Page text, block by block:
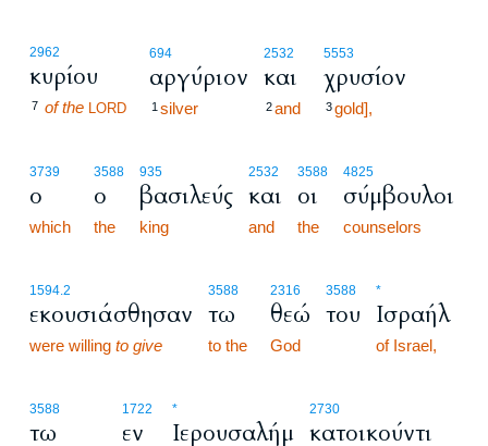
2962
κυρίου
7 of the LORD
694
αργύριον
1 silver
2532
και
2and
5553
χρυσίον
3gold],
3739
ο
which
3588
ο
the
935
βασιλεύς
king
2532
και
and
3588
οι
the
4825
σύμβουλοι
counselors
1594.2
εκουσιάσθησαν
were willing to give
3588
τω
to the
2316
θεώ
God
3588
του
*
Ισραήλ
of Israel,
3588
τω
1722
εν
*
Ιερουσαλήμ
2730
κατοικούντι